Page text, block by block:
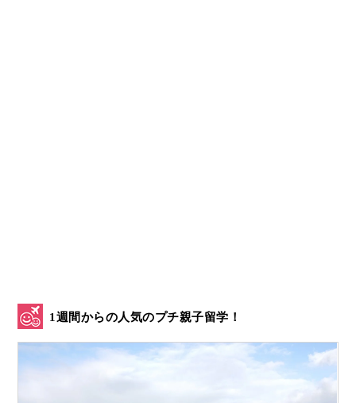
1週間からの人気のプチ親子留学！